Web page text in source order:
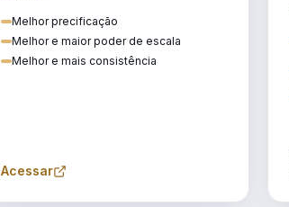
Melhor precificação
Melhor e maior poder de escala
Melhor e mais consistência
Acessar